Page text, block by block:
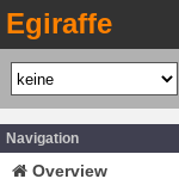
Egiraffe
Navigation
Overview